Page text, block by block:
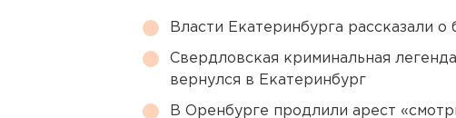
Власти Екатеринбурга рассказали
Свердловская криминальная
вернулся в Екатеринбург
В Оренбурге продлили арест